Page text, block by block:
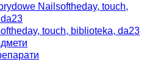
Nailsoftheday, touch,
touch, biblioteka, da23